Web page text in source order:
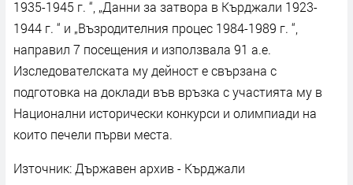
1935-1945 г. “, „Данни за затвора в Кърджали 1923-
1944 г. “ и „Възродителния процес 1984-1989 г. “,
направил 7 посещения и използвала 91 а.е.
Изследователската му дейност е свързана с
подготовка на доклади във връзка с участията му в
Национални исторически конкурси и олимпиади на
които печели първи места.
Източник: Държавен архив - Кърджали